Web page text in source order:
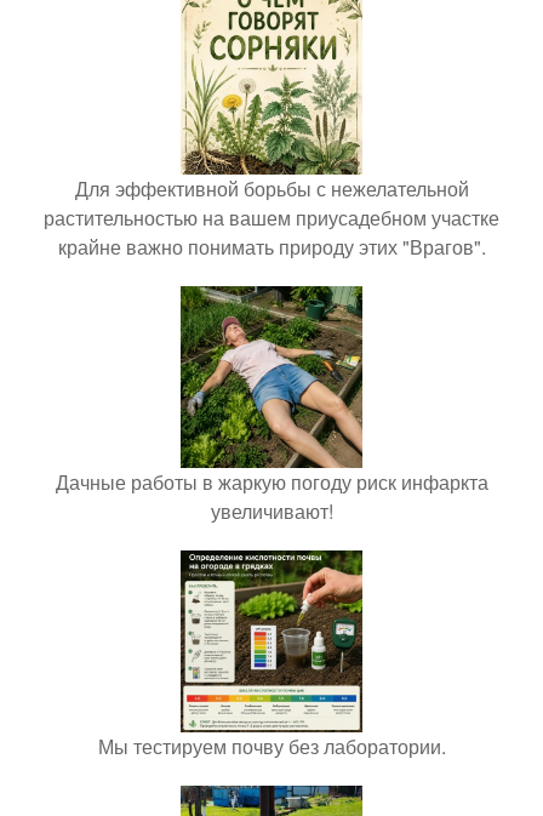
Для эффективной борьбы с нежелательной
растительностью на вашем приусадебном участке
крайне важно понимать природу этих "Врагов".
Дачные работы в жаркую погоду риск инфаркта
увеличивают!
Мы тестируем почву без лаборатории.